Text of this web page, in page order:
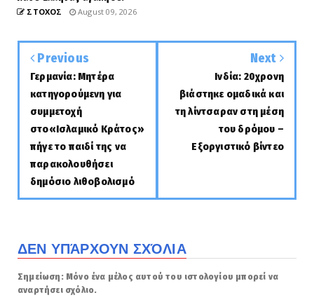
ΣΤΟΧΟΣ August 09, 2026
Previous
Γερμανία: Μητέρα
κατηγορούμενη για
συμμετοχή
στο«Ισλαμικό Κράτος»
πήγε το παιδί της να
παρακολουθήσει
δημόσιο λιθοβολισμό
Next
Ινδία: 20χρονη
βιάστηκε ομαδικά και
τη λίντσαραν στη μέση
του δρόμου –
Εξοργιστικό βίντεο
ΔΕΝ ΥΠΆΡΧΟΥΝ ΣΧΌΛΙΑ
Σημείωση: Μόνο ένα μέλος αυτού του ιστολογίου μπορεί να
αναρτήσει σχόλιο.